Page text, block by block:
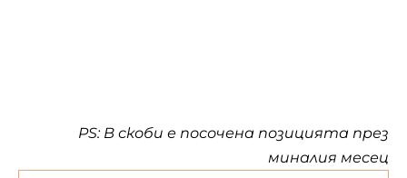
PS: В скоби е посочена позицията през
миналия месец